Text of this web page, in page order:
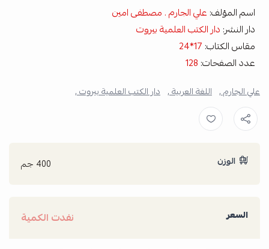
اسم المؤلف: علي الجارم . مصطفى امين
دار النشر: دار الكتب العلمية بيروت
مقاس الكتاب: 17*24
عدد الصفحات: 128
علي الجارم , اللغة العربية , دار الكتب العلمية بيروت ,
الوزن 400 جم
السعر نفدت الكمية